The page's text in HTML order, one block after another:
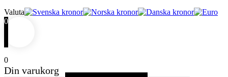
Valuta
0
0
Din varukorg